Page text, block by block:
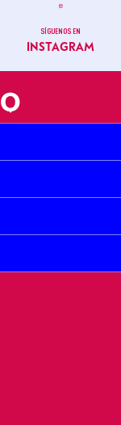
SÍGUENOS EN
INSTAGRAM